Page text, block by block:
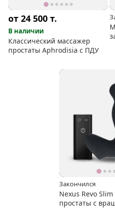
от 24 500т.
В наличии
Классический массажер
простаты Aphrodisia c ПДУ
Закончился
Nexus Revo
простаты с